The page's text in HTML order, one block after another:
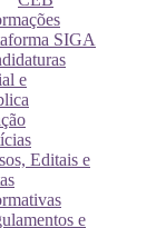
SIGA
e
Editais e
e